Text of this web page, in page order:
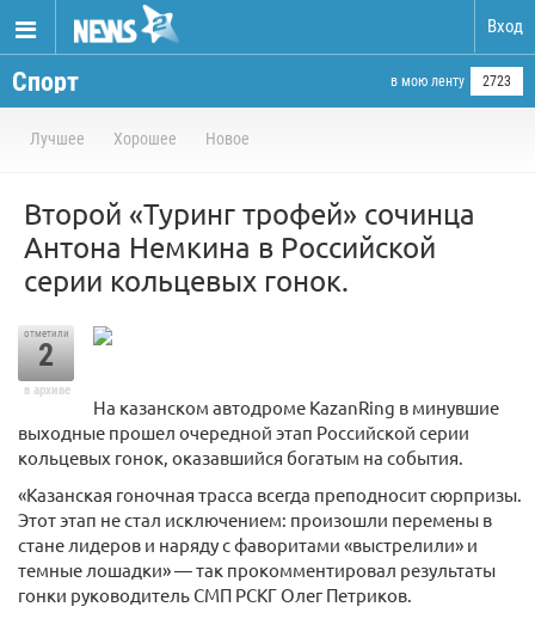
Вход
Спорт в мою ленту 2723
Лучшее Хорошее Новое
Второй «Туринг трофей» сочинца
Антона Немкина в Российской
серии кольцевых гонок.
отметили
2
в архиве
На казанском автодроме KazanRing в минувшие
выходные прошел очередной этап Российской серии
кольцевых гонок, оказавшийся богатым на события.
«Казанская гоночная трасса всегда преподносит сюрпризы.
Этот этап не стал исключением: произошли перемены в
стане лидеров и наряду с фаворитами «выстрелили» и
темные лошадки» — так прокомментировал результаты
гонки руководитель СМП РСКГ Олег Петриков.